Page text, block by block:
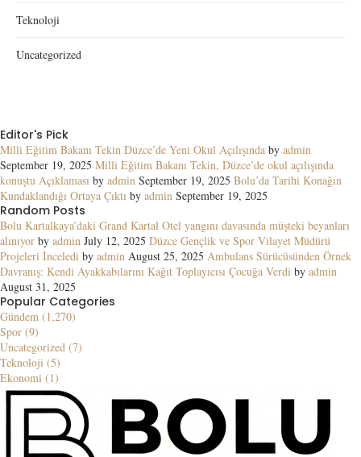
Teknoloji
Uncategorized
Editor's Pick
Milli Eğitim Bakanı Tekin Düzce’de Yeni Okul Açılışında by admin
September 19, 2025 Milli Eğitim Bakanı Tekin, Düzce’de okul açılışında
konuştu Açıklaması by admin September 19, 2025 Bolu’da Tarihi Konağın
Kundaklandığı Ortaya Çıktı by admin September 19, 2025
Random Posts
Bolu Kartalkaya’daki Grand Kartal Otel yangını davasında müşteki beyanları
alınıyor by admin July 12, 2025 Düzce Gençlik ve Spor Vilayet Müdürü
Projeleri İnceledi by admin August 25, 2025 Ambulans Sürücüsünden Örnek
Davranış: Kendi Ayakkabılarını Kağıt Toplayıcısı Çocuğa Verdi by admin
August 31, 2025
Popular Categories
Gündem (1,270)
Spor (9)
Uncategorized (7)
Teknoloji (5)
Ekonomi (1)